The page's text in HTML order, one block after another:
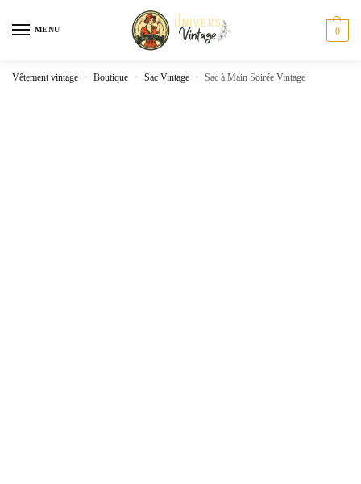
MENU 0
Vêtement vintage » Boutique » Sac Vintage » Sac à Main Soirée Vintage